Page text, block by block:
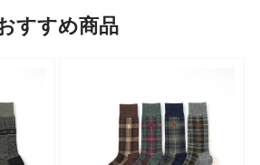
すすめ商品